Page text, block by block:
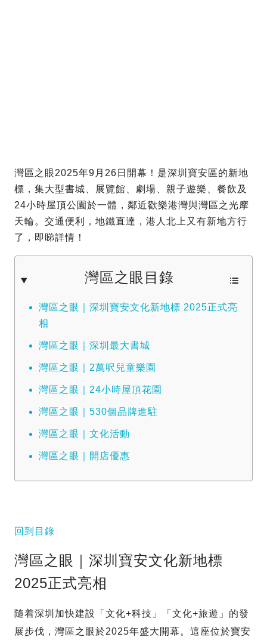
灣區之眼2025年9月26日開幕！是深圳寶安區的新地
標，集大型書城、展覽館、劇場、親子遊樂、餐飲及
24小時屋頂公園於一體，鄰近歡樂港灣與灣區之光摩
天輪。交通便利，地鐵直達，港人北上又有新地方行
了，即睇詳情！
灣區之眼目錄
灣區之眼｜深圳寶安文化新地標 2025正式亮
相
灣區之眼｜深圳最大書城
灣區之眼｜2萬呎兒童樂園
灣區之眼｜24小時屋頂花園
灣區之眼｜530個品牌進駐
灣區之眼｜文化活動
灣區之眼｜開店優惠
回到目錄
灣區之眼｜深圳寶安文化新地標
2025正式亮相
隨着深圳加快建設「文化+科技」「文化+旅遊」的發
展步伐，灣區之眼於2025年盛大開幕。這座位於寶安